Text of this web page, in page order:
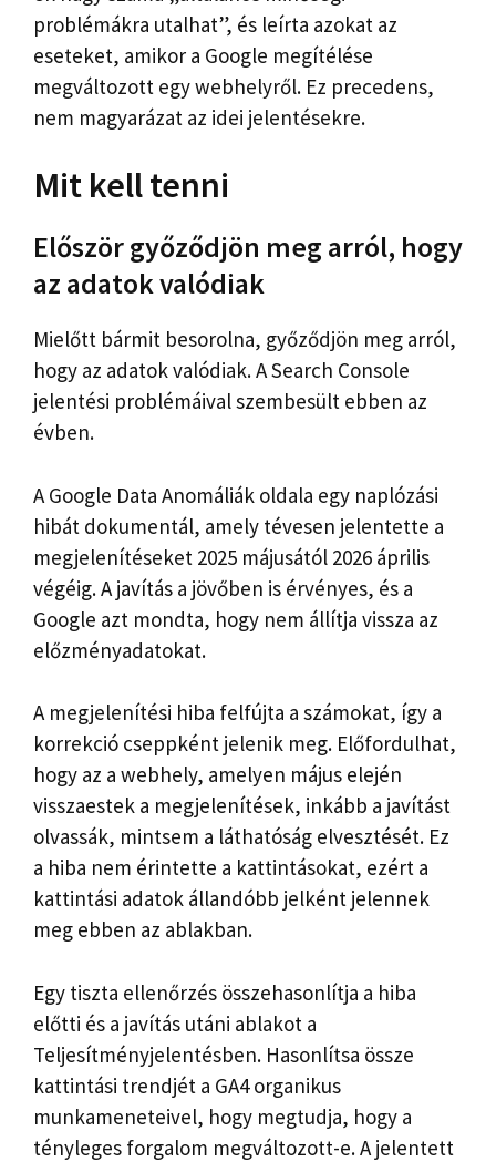
problémákra utalhat”, és leírta azokat az
eseteket, amikor a Google megítélése
megváltozott egy webhelyről. Ez precedens,
nem magyarázat az idei jelentésekre.
Mit kell tenni
Először győződjön meg arról, hogy
az adatok valódiak
Mielőtt bármit besorolna, győződjön meg arról,
hogy az adatok valódiak. A Search Console
jelentési problémáival szembesült ebben az
évben.
A Google Data Anomáliák oldala egy naplózási
hibát dokumentál, amely tévesen jelentette a
megjelenítéseket 2025 májusától 2026 április
végéig. A javítás a jövőben is érvényes, és a
Google azt mondta, hogy nem állítja vissza az
előzményadatokat.
A megjelenítési hiba felfújta a számokat, így a
korrekció cseppként jelenik meg. Előfordulhat,
hogy az a webhely, amelyen május elején
visszaestek a megjelenítések, inkább a javítást
olvassák, mintsem a láthatóság elvesztését. Ez
a hiba nem érintette a kattintásokat, ezért a
kattintási adatok állandóbb jelként jelennek
meg ebben az ablakban.
Egy tiszta ellenőrzés összehasonlítja a hiba
előtti és a javítás utáni ablakot a
Teljesítményjelentésben. Hasonlítsa össze
kattintási trendjét a GA4 organikus
munkameneteivel, hogy megtudja, hogy a
tényleges forgalom megváltozott-e. A jelentett